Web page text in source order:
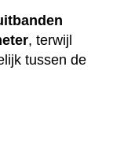
, terwijl
tussen de